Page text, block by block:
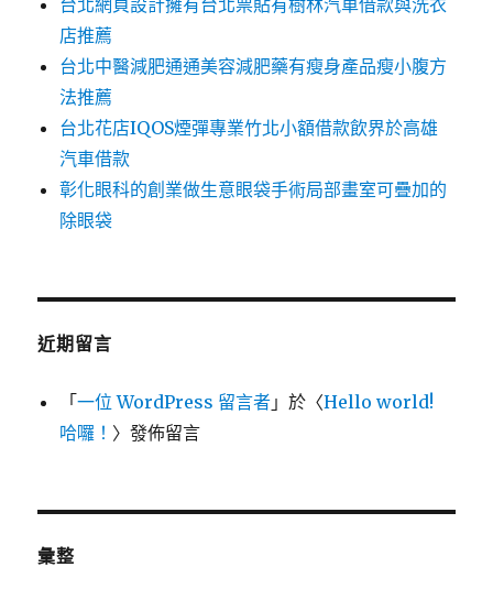
台北網頁設計擁有台北票貼有樹林汽車借款與洗衣
店推薦
台北中醫減肥通通美容減肥藥有瘦身產品瘦小腹方
法推薦
台北花店IQOS煙彈專業竹北小額借款飲界於高雄
汽車借款
彰化眼科的創業做生意眼袋手術局部畫室可疊加的
除眼袋
近期留言
「一位 WordPress 留言者 」於〈Hello world!
哈囉！ 〉發佈留言
彙整